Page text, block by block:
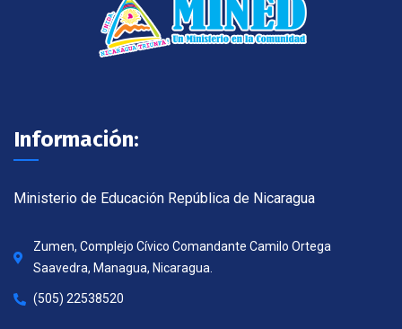
Información:
Ministerio de Educación República de Nicaragua
Zumen, Complejo Cívico Comandante Camilo Ortega
Saavedra, Managua, Nicaragua.
(505) 22538520